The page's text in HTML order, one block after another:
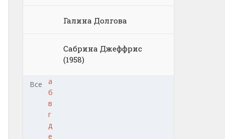
Галина Долгова
Сабрина Джеффрис
(1958)
Все
а
б
в
г
д
е